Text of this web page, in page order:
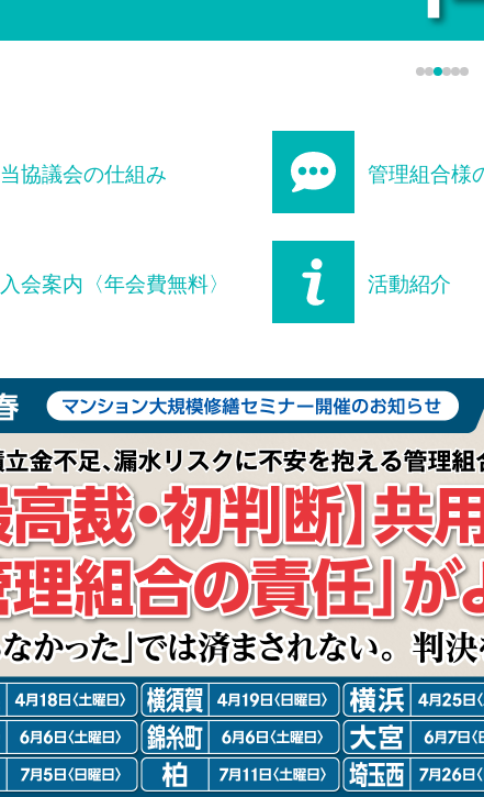
当協議会の仕組み 管理組合様
入会案内〈年会費無料〉 活動紹介